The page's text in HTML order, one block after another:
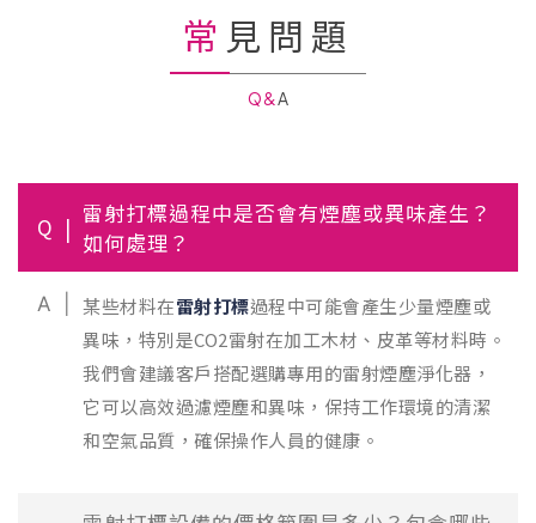
常見問題
Q&A
Q
雷射打標過程中是否會有煙塵或異味產生？
如何處理？
A 某些材料在雷射打標過程中可能會產生少量煙塵或
異味，特別是CO2雷射在加工木材、皮革等材料時。
我們會建議客戶搭配選購專用的雷射煙塵淨化器，
它可以高效過濾煙塵和異味，保持工作環境的清潔
和空氣品質，確保操作人員的健康。